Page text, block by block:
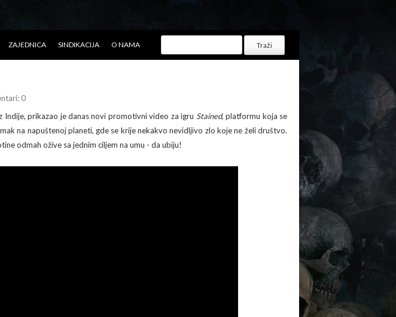
ZAJEDNICA SINDIKACIJA O NAMA
0
Indije, prikazao je danas novi promotivni video za igru Stained, platformu koja se
na napuštenoj planeti, gde se krije nekakvo nevidljivo zlo koje ne želi društvo.
odmah ožive sa jednim ciljem na umu - da ubiju!